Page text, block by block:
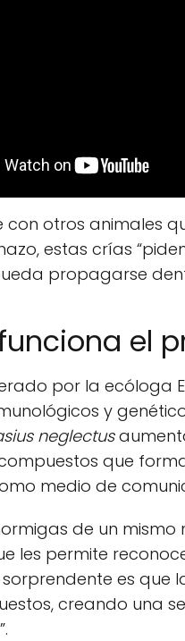
con otros animales
estas crías
propagarse
el
por la ecóloga
y
neglectus
que
medio de
de un
les permite
sorprendente es
creando una